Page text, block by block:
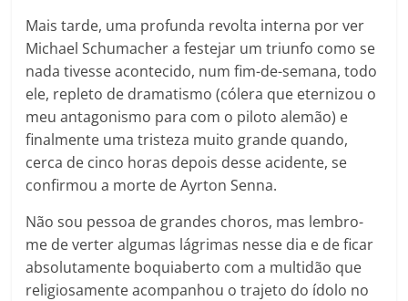
Mais tarde, uma profunda revolta interna por ver
Michael Schumacher a festejar um triunfo como se
nada tivesse acontecido, num fim-de-semana, todo
ele, repleto de dramatismo (cólera que eternizou o
meu antagonismo para com o piloto alemão) e
finalmente uma tristeza muito grande quando,
cerca de cinco horas depois desse acidente, se
confirmou a morte de Ayrton Senna.
Não sou pessoa de grandes choros, mas lembro-
me de verter algumas lágrimas nesse dia e de ficar
absolutamente boquiaberto com a multidão que
religiosamente acompanhou o trajeto do ídolo no